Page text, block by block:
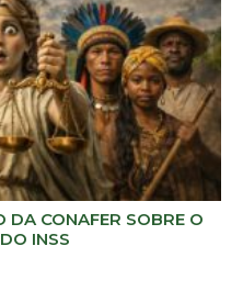
DA CONAFER SOBRE O
INSS